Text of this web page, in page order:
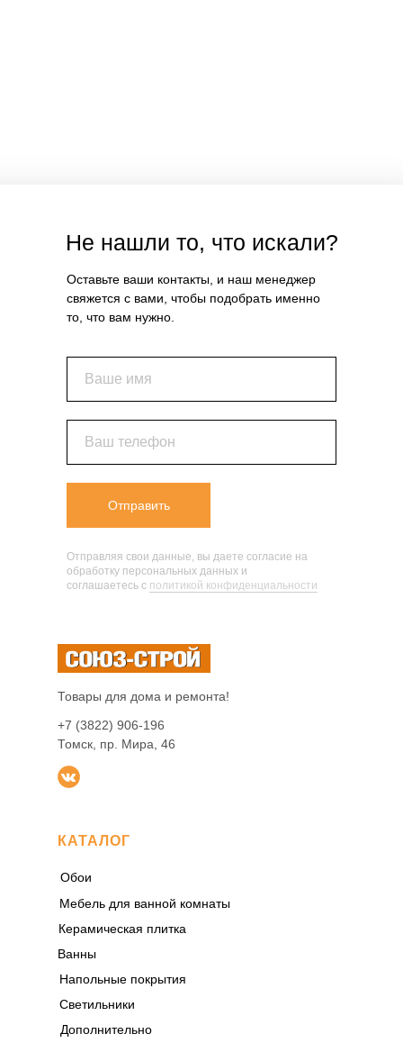
Ваше имя
Ваш телефон
Отправить
Не нашли то, что искали?
Оставьте ваши контакты, и наш менеджер
свяжется с вами, чтобы подобрать именно
то, что вам нужно.
Отправляя свои данные, вы даете согласие на
обработку персональных данных и
соглашаетесь c политикой конфиденциальности
КАТАЛОГ
Товары для дома и ремонта!
Обои
Мебель для ванной комнаты
+7 (3822) 906-196
Томск, пр. Мира, 46
Напольные покрытия
Светильники
Дополнительно
Керамическая плитка
Ванны